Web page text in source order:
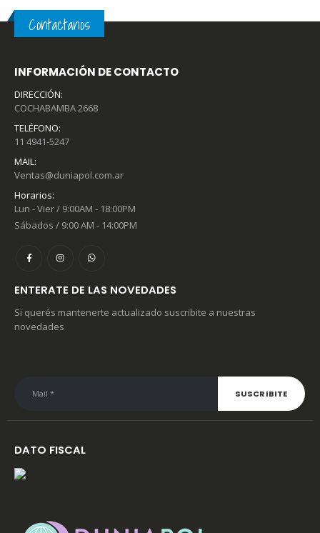
Contactanos
INFORMACIÓN DE CONTACTO
DIRECCIÓN:
COCHABAMBA 2668
TELÉFONO:
11 4941-5247
MAIL:
Ventas@duniapol.com.ar
Horarios:
Lun - Vier / 9:00AM - 18:00PM
Sábados / 9:00 AM - 14:00PM
ENTERATE DE LAS NOVEDADES
Si querés mantenerte actualizado suscribite a nuestras
novedades
DATO FISCAL